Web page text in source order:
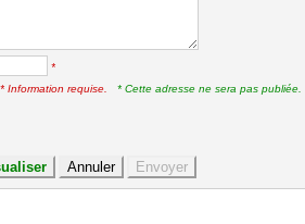
*
* Information requise.
* Cette adresse ne sera pas publiée.